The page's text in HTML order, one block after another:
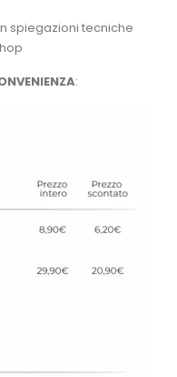
spiegazioni tecniche
: